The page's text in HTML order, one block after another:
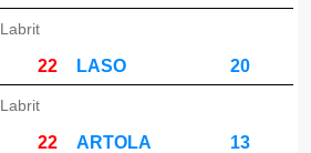
22 LASO 20
Labrit
22 ARTOLA 13
Labrit